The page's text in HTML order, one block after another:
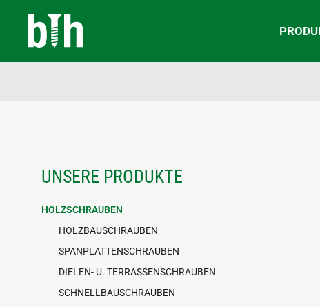
UNSERE PRODUKTE
HOLZSCHRAUBEN
HOLZBAUSCHRAUBEN
SPANPLATTENSCHRAUBEN
DIELEN- U. TERRASSENSCHRAUBEN
SCHNELLBAUSCHRAUBEN